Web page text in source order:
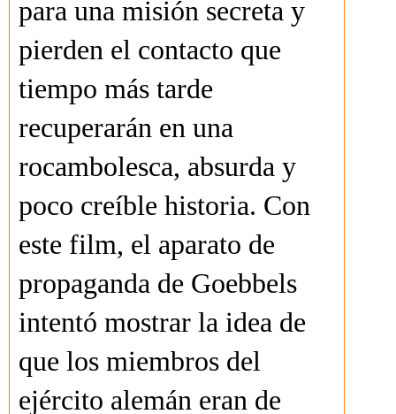
para una misión secreta y
pierden el contacto que
tiempo más tarde
recuperarán en una
rocambolesca, absurda y
poco creíble historia. Con
este film, el aparato de
propaganda de Goebbels
intentó mostrar la idea de
que los miembros del
ejército alemán eran de